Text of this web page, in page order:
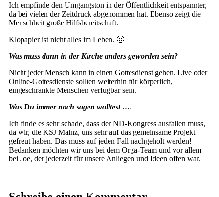
Ich empfinde den Umgangston in der Öffentlichkeit entspannter,
da bei vielen der Zeitdruck abgenommen hat. Ebenso zeigt die
Menschheit große Hilfsbereitschaft.
Klopapier ist nicht alles im Leben. 🙂
Was muss dann in der Kirche anders geworden sein?
Nicht jeder Mensch kann in einen Gottesdienst gehen. Live oder
Online-Gottesdienste sollten weiterhin für körperlich,
eingeschränkte Menschen verfügbar sein.
Was Du immer noch sagen wolltest ….
Ich finde es sehr schade, dass der ND-Kongress ausfallen muss,
da wir, die KSJ Mainz, uns sehr auf das gemeinsame Projekt
gefreut haben. Das muss auf jeden Fall nachgeholt werden!
Bedanken möchten wir uns bei dem Orga-Team und vor allem
bei Joe, der jederzeit für unsere Anliegen und Ideen offen war.